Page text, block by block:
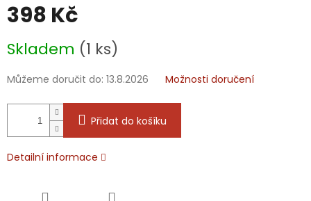
398 Kč
cena:
Skladem (1 ks)
Můžeme doručit do: 13.8.2026 Možnosti doručení
Přidat do košíku
Detailní informace